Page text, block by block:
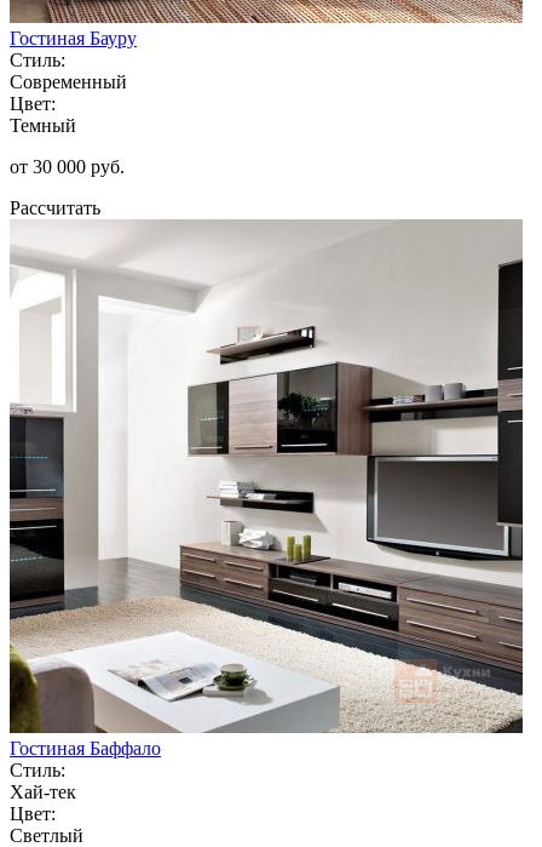
Гостиная Бауру
Стиль:
Современный
Цвет:
Темный
от 30 000 руб.
Рассчитать
Гостиная Баффало
Стиль:
Хай-тек
Цвет:
Светлый